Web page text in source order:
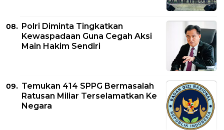
Polri Diminta Tingkatkan
Kewaspadaan Guna Cegah Aksi
Main Hakim Sendiri
Temukan 414 SPPG Bermasalah
Ratusan Miliar Terselamatkan Ke
Negara